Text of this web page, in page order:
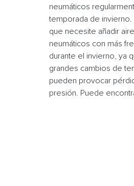
neumáticos
temporada de invierno
que necesite añadir
neumáticos con más
durante el invierno, ya
grandes cambios de
pueden provocar
presión. Puede